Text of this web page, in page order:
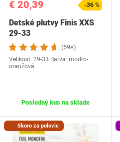
€ 20,39 -36 %
Detské plutvy Finis XXS
29-33
(69×)
Velikost: 29-33 Barva: modro-
oranžová
Posledný kus na sklade
Skoro za polovic